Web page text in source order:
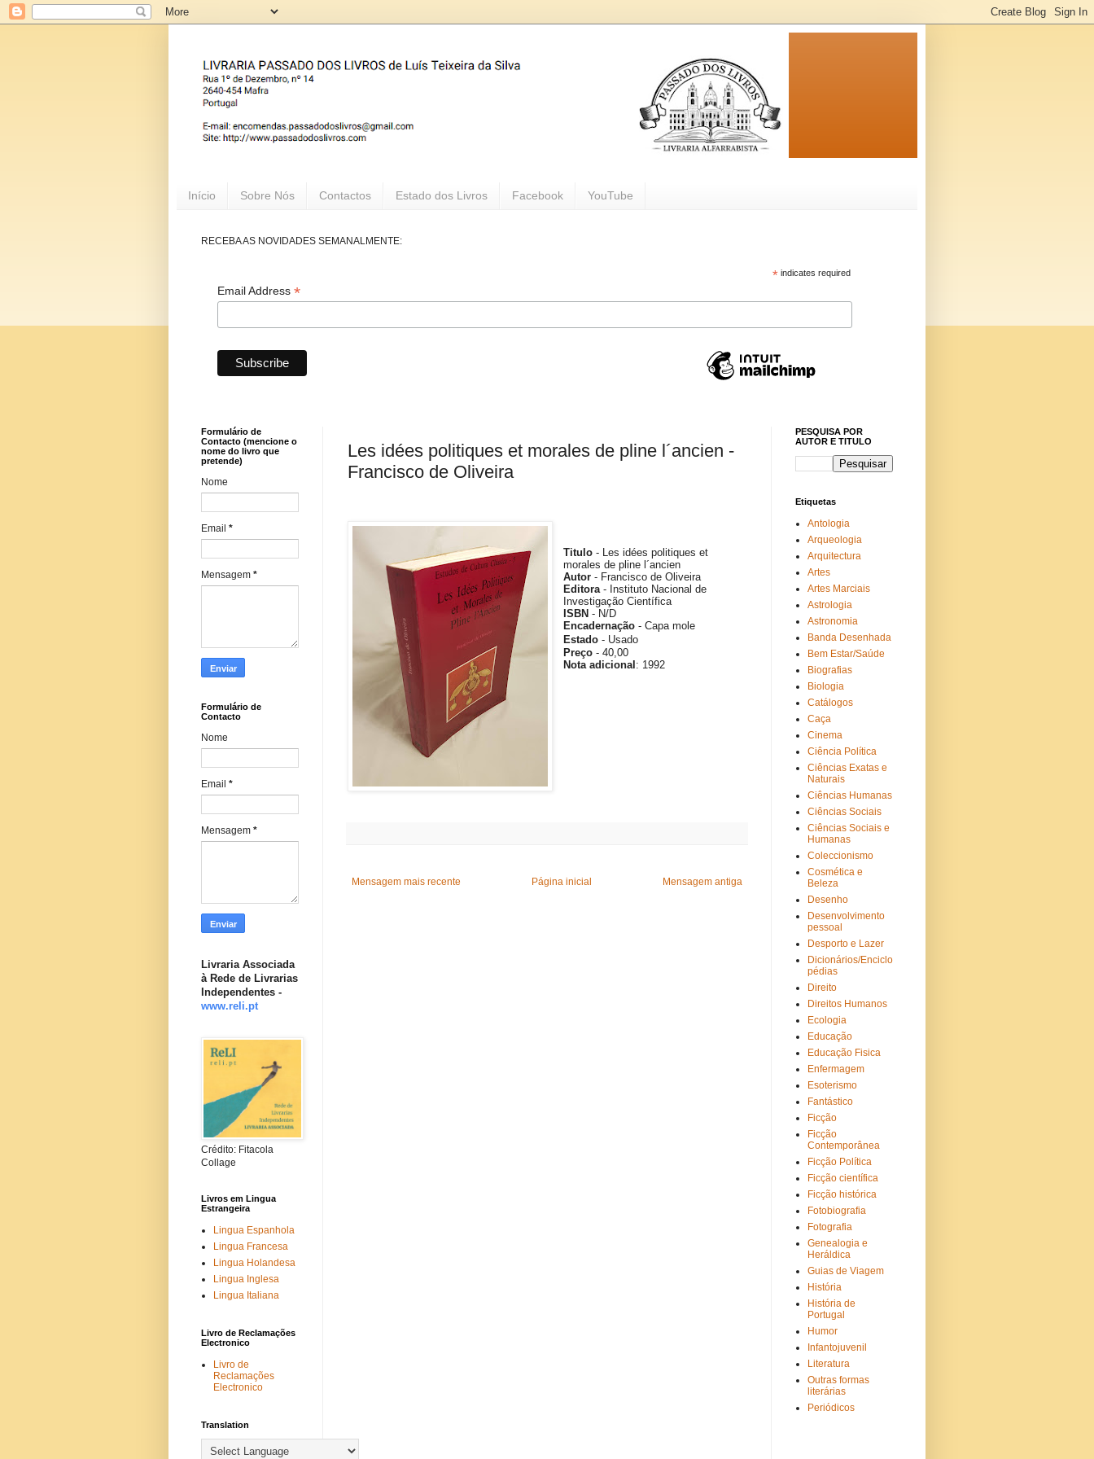
Início Sobre Nós Contactos Estado dos Livros Facebook YouTube
RECEBA AS NOVIDADES SEMANALMENTE:
*indicates required
Email Address *
Les idées politiques et morales de pline l´ancien -
Francisco de Oliveira
Titulo - Les idées politiques et
morales de pline l´ancien
Autor - Francisco de Oliveira
Editora- Instituto Nacional de
Investigação Científica
ISBN - N/D
Encadernação - Capa mole
Estado - Usado
Preço - 40,00
Nota adicional : 1992
Mensagem mais recente Mensagem antiga
Página inicial
Formulário de
Contacto (mencione o
nome do livro que
pretende)
Nome
Email *
Mensagem *
Formulário de
Contacto
Nome
Email *
Mensagem *
Livraria Associada
à Rede de Livrarias
Independentes -
www.reli.pt
Crédito: Fitacola
Collage
Livros em Lingua
Estrangeira
Lingua Espanhola
Lingua Francesa
Lingua Holandesa
Lingua Inglesa
Lingua Italiana
Livro de Reclamações
Electronico
Livro de
Reclamações
Electronico
Translation
PESQUISA POR
AUTOR E TITULO
Etiquetas
Antologia
Arqueologia
Arquitectura
Artes
Artes Marciais
Astrologia
Astronomia
Banda Desenhada
Bem Estar/Saúde
Biografias
Biologia
Catálogos
Caça
Cinema
Ciência Política
Ciências Exatas e
Naturais
Ciências Humanas
Ciências Sociais
Ciências Sociais e
Humanas
Coleccionismo
Cosmética e
Beleza
Desenho
Desenvolvimento
pessoal
Desporto e Lazer
Dicionários/Enciclo
pédias
Direito
Direitos Humanos
Ecologia
Educação
Educação Fisica
Enfermagem
Esoterismo
Fantástico
Ficção
Ficção
Contemporânea
Ficção Política
Ficção científica
Ficção histórica
Fotobiografia
Fotografia
Genealogia e
Heráldica
Guias de Viagem
História
História de
Portugal
Humor
Infantojuvenil
Literatura
Outras formas
literárias
Periódicos